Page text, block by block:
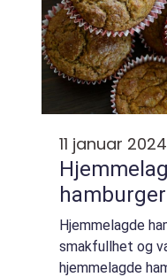
11 januar 2024
Hjemmelagde
smakfullhet og
hjemmelagde